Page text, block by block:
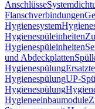
Anschlüsse
Flanschverbindungen
Hygienesystem
Hygienespüleinheiten
Hygienespüleinheiten
und Abdeckplatten
Hygienespülung
HygienespülungUP-
Hygienespülung
Hygieneeinbaumodule